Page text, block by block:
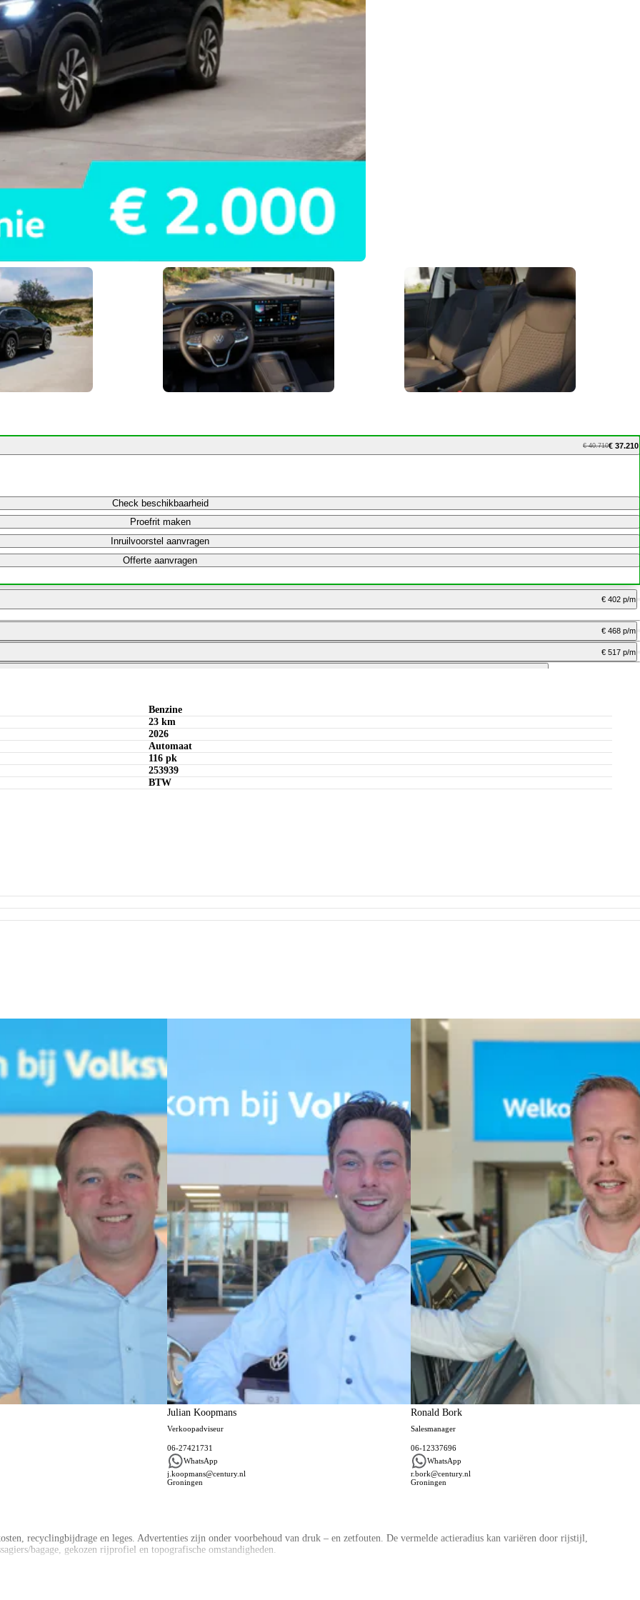
€ 40.710€ 37.210
Check beschikbaarheid
Proefrit maken
Inruilvoorstel aanvragen
Offerte aanvragen
€ 402 p/m
Bereken maandbedrag
Offerte aanvragen
€ 468 p/m
Bereken maandbedrag
€ 517 p/m
Offerte aanvragen
Benzine
23 km
2026
Automaat
116 pk
253939
BTW
Julian Koopmans
Verkoopadviseur
06-27421731
WhatsApp
j.koopmans@century.nl
Groningen
Ronald Bork
Salesmanager
06-12337696
WhatsApp
r.bork@century.nl
Groningen
recyclingbijdrage en leges. Advertenties zijn onder voorbehoud van druk – en zetfouten. De vermelde actieradius kan variëren door rijstijl,
bagage, gekozen rijprofiel en topografische omstandigheden.
Lease contract af, dan kopen wij uw huidige auto in en keren het bedrag aan u uit. Vraag nu vrijblijvend uw Private Lease offerte aan voor